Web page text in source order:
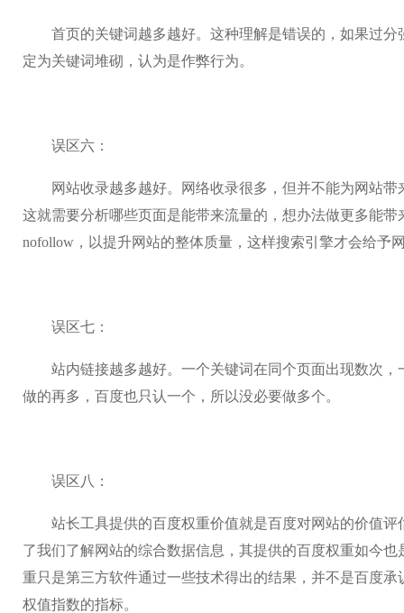
首页的关键词越多越好。这种理解是错误的，如果过分
定为关键词堆砌，认为是作弊行为。
误区六：
网站收录越多越好。网络收录很多，但并不能为网站带
这就需要分析哪些页面是能带来流量的，想办法做更多能
nofollow，以提升网站的整体质量，这样搜索引擎才会给予
误区七：
站内链接越多越好。一个关键词在同个页面出现数次，
做的再多，百度也只认一个，所以没必要做多个。
误区八：
站长工具提供的百度权重价值就是百度对网站的价值评
了我们了解网站的综合数据信息，其提供的百度权重如今
重只是第三方软件通过一些技术得出的结果，并不是百度
权值指数的指标。